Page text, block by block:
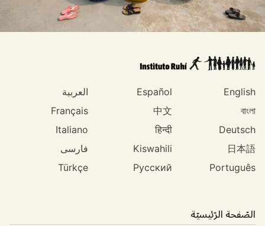
English
Español
العربية
বাংলা
中文
Français
Deutsch
हिन्दी
Italiano
日本語
Kiswahili
فارسی
Português
Русский
Türkçe
الصّفحة الرّئيسيّة